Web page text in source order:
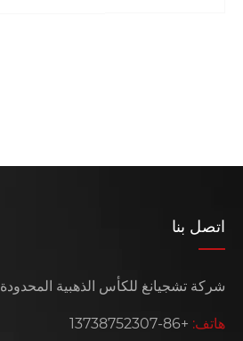
اتصل بنا
شركة تشجيانغ للكأس الذهبية المحدودة
هاتف: +86-13738752307